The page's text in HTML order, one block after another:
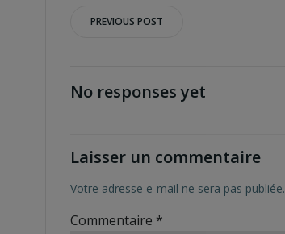
Post
PREVIOUS POST
No responses yet
Laisser un commentaire
Votre adresse e-mail ne sera pas publiée.
Commentaire *